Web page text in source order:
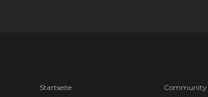
Startseite Community